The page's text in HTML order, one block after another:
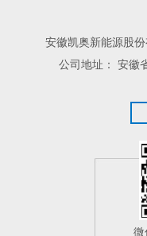
安徽凯奥新能源股份
公司地址： 安徽
微